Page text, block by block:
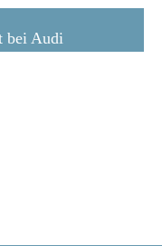
bei Audi